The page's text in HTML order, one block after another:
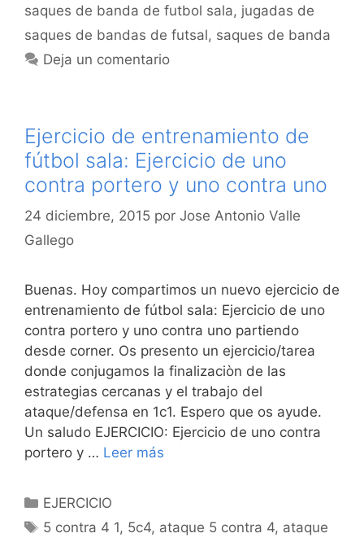
saques de banda de futbol sala, jugadas de
saques de bandas de futsal, saques de banda
Deja un comentario
Ejercicio de entrenamiento de
fútbol sala: Ejercicio de uno
contra portero y uno contra uno
24 diciembre, 2015 por Jose Antonio Valle
Gallego
Buenas. Hoy compartimos un nuevo ejercicio de
entrenamiento de fútbol sala: Ejercicio de uno
contra portero y uno contra uno partiendo
desde corner. Os presento un ejercicio/tarea
donde conjugamos la finalizaciòn de las
estrategias cercanas y el trabajo del
ataque/defensa en 1c1. Espero que os ayude.
Un saludo EJERCICIO: Ejercicio de uno contra
portero y … Leer más
Categorías
EJERCICIO
Etiquetas
5 contra 4 1, 5c4, ataque 5 contra 4, ataque